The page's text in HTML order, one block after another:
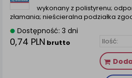
wykonany z polistyrenu;
złamania; nieścieralna podziałka
Dostępność: 3 dni
0,74 PLN brutto
dowolnym momencie wycofać.
Polityka prywatności (rozwiń)
Klauzula Informacyjna (rozwiń)
Lista Zaufanych Partnerów